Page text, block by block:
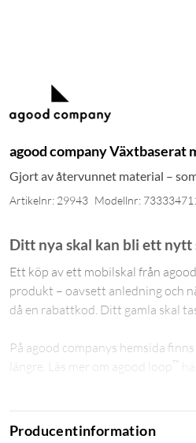
agood company Växtbaserat
Gjort av återvunnet material –
Artikelnr: 29943 Modellnr:
Ditt nya skal kan bli ett nytt
Ett köp av ett mobilskal från
produkt – oavsett anledning och
då en rabattkod. Ditt gamla skal
På agood companys hemsida
längre. Läs mer om agood loop ™
Specifikationer
Koldioxidutsläpp: 0,102 kg / CO2
Producentinformation